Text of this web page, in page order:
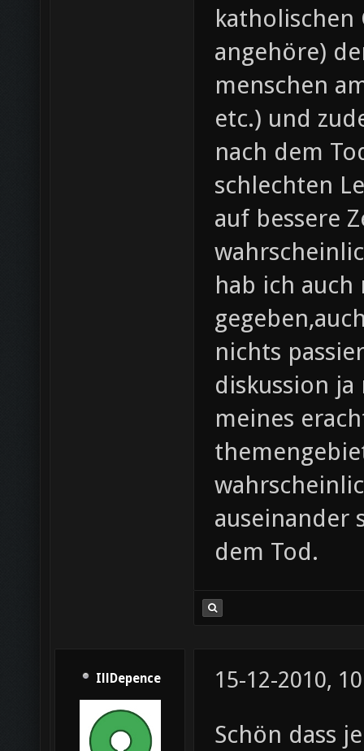
katholischen
angehöre)
menschen
etc.) und
nach dem
schlechten
auf bessere
hab ich auch
nichts
diskussion
meines
auseinander
dem Tod.
IllDepence 15-12-2010,
Schön dass